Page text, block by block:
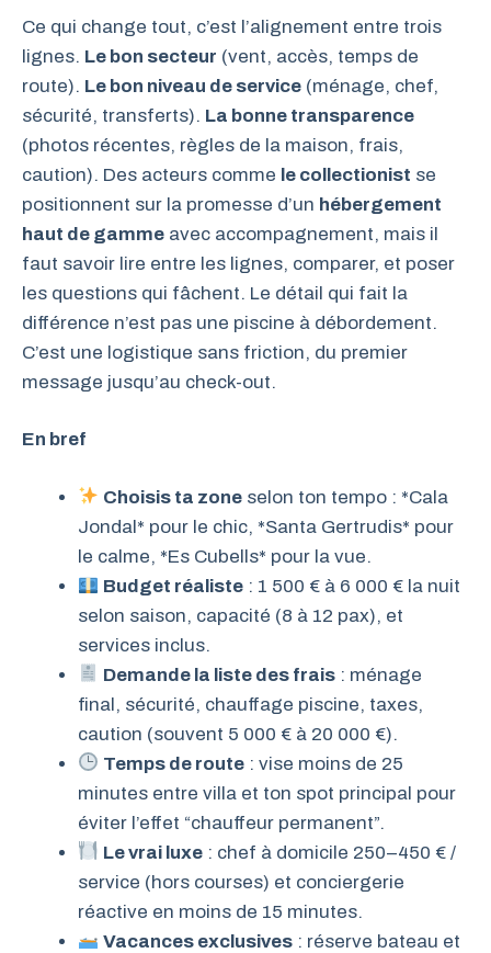
Ce qui change tout, c’est l’alignement entre trois
lignes. Le bon secteur (vent, accès, temps de
route). Le bon niveau de service (ménage, chef,
sécurité, transferts). La bonne transparence
(photos récentes, règles de la maison, frais,
caution). Des acteurs comme le collectionist se
positionnent sur la promesse d’un hébergement
haut de gamme avec accompagnement, mais il
faut savoir lire entre les lignes, comparer, et poser
les questions qui fâchent. Le détail qui fait la
différence n’est pas une piscine à débordement.
C’est une logistique sans friction, du premier
message jusqu’au check-out.
En bref
Choisis ta zone selon ton tempo : *Cala
Jondal* pour le chic, *Santa Gertrudis* pour
le calme, *Es Cubells* pour la vue.
Budget réaliste : 1 500 € à 6 000 € la nuit
selon saison, capacité (8 à 12 pax), et
services inclus.
Demande la liste des frais : ménage
final, sécurité, chauffage piscine, taxes,
caution (souvent 5 000 € à 20 000 €).
Temps de route : vise moins de 25
minutes entre villa et ton spot principal pour
éviter l’effet “chauffeur permanent”.
Le vrai luxe : chef à domicile 250–450 € /
service (hors courses) et conciergerie
réactive en moins de 15 minutes.
Vacances exclusives : réserve bateau et